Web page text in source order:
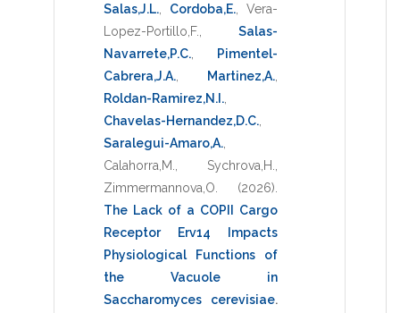
Salas,J.L.
Cordoba,E.
Vera-
Lopez-Portillo,F.
Salas-
Navarrete,P.C.
Pimentel-
Cabrera,J.A.
Martinez,A.
Roldan-Ramirez,N.I.
Chavelas-Hernandez,D.C.
Saralegui-Amaro,A.
Calahorra,M.
Sychrova,H.
Zimmermannova,O.
(2026)
The Lack of a COPII Cargo
Receptor Erv14 Impacts
Physiological Functions of
the Vacuole in
Saccharomyces cerevisiae.